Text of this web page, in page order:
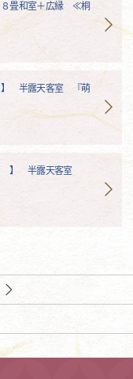
和室＋広縁 ≪桐
半露天客室 『萌
】 半露天客室